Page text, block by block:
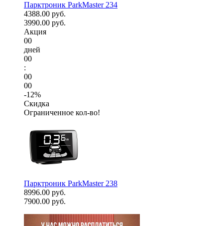
Парктроник ParkMaster 234
4388.00 руб.
3990.00 руб.
Акция
00
дней
00
:
00
00
-12%
Скидка
Ограниченное кол-во!
Парктроник ParkMaster 238
8996.00 руб.
7900.00 руб.